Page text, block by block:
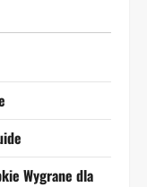
Wygrane dla